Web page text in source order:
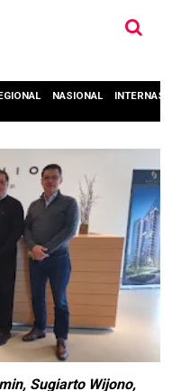
NASIONAL
Sugiarto Wijono,